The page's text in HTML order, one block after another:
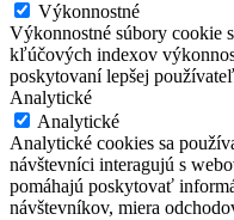
Výkonnostné
Výkonnostné súbory cookie
kľúčových indexov
poskytovaní lepšej
Analytické
Analytické
Analytické cookies sa
návštevníci interagujú s
pomáhajú poskytovať
návštevníkov, miera